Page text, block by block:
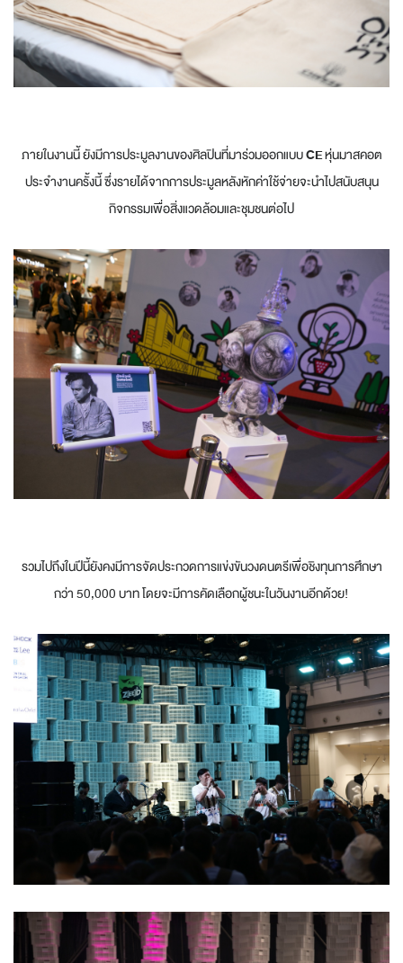
ภายในงานนี้ ยังมีการประมูลงานของศิลปินที่มาร่วมออกแบบCEหุ่นมาสคอต
ประจำงานครั้งนี้ ซึ่งรายได้จากการประมูลหลังหักค่าใช้จ่ายจะนำไปสนับสนุน
กิจกรรมเพื่อสิ่งแวดล้อมและชุมชนต่อไป
รวมไปถึงในปีนี้ยังคงมีการจัดประกวดการแข่งขันวงดนตรีเพื่อชิงทุนการศึกษา
กว่า 50,000 บาท โดยจะมีการคัดเลือกผู้ชนะในวันงานอีกด้วย!